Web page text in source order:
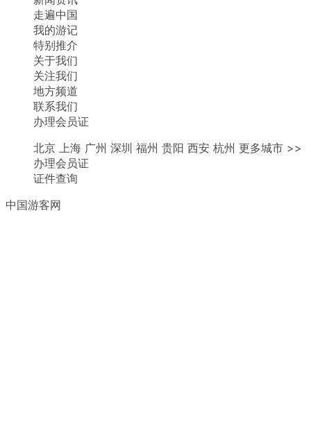
走遍中国
我的游记
特别推介
关于我们
关注我们
地方频道
联系我们
办理会员证
北京 上海 广州 深圳 福州 贵阳 西安 杭州 更多城市 >>
办理会员证
证件查询
中国游客网